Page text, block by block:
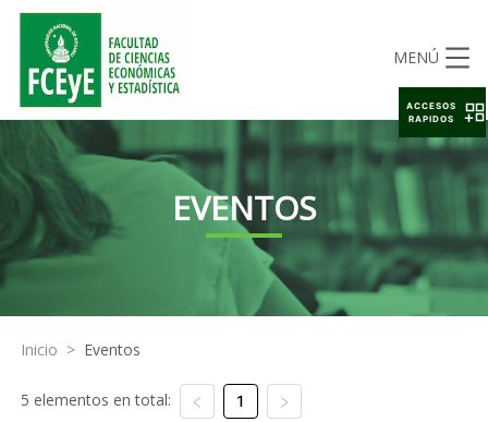
MENÚ
EVENTOS
Inicio > Eventos
5 elementos en total: 1
ACCESOS
RAPIDOS